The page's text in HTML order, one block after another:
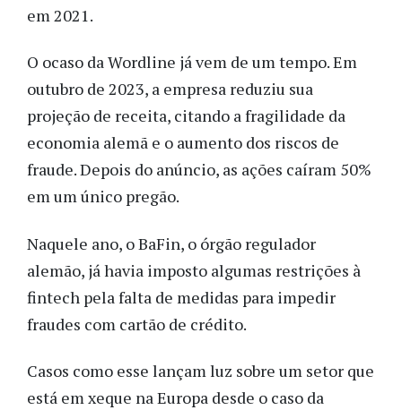
em 2021.
O ocaso da Wordline já vem de um tempo. Em
outubro de 2023, a empresa reduziu sua
projeção de receita, citando a fragilidade da
economia alemã e o aumento dos riscos de
fraude. Depois do anúncio, as ações caíram 50%
em um único pregão.
Naquele ano, o BaFin, o órgão regulador
alemão, já havia imposto algumas restrições à
fintech pela falta de medidas para impedir
fraudes com cartão de crédito.
Casos como esse lançam luz sobre um setor que
está em xeque na Europa desde o caso da